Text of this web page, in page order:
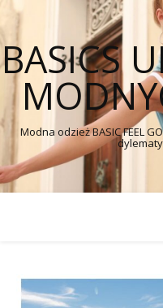
BASICS
Modna odzież BASIC FEEL